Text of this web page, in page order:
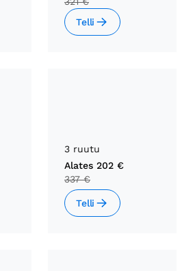
Telli
3 ruutu
Alates 202 €
337 €
Telli